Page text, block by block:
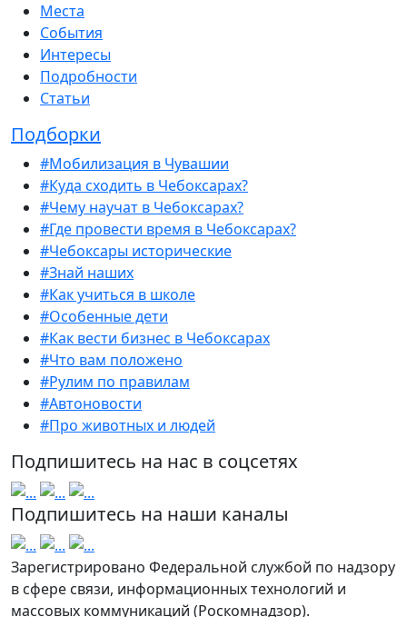
Места
События
Интересы
Подробности
Статьи
Подборки
#Мобилизация в Чувашии
#Куда сходить в Чебоксарах?
#Чему научат в Чебоксарах?
#Где провести время в Чебоксарах?
#Чебоксары исторические
#Знай наших
#Как учиться в школе
#Особенные дети
#Как вести бизнес в Чебоксарах
#Что вам положено
#Рулим по правилам
#Автоновости
#Про животных и людей
Подпишитесь на нас в соцсетях
Подпишитесь на наши каналы
Зарегистрировано Федеральной службой по надзору
в сфере связи, информационных технологий и
массовых коммуникаций (Роскомнадзор).